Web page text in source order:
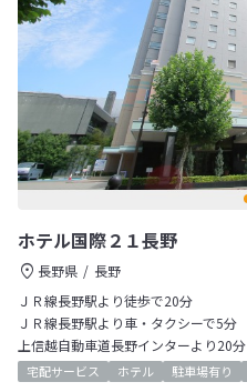
ホテル国際２１長野
長野県
長野
ＪＲ線長野駅より徒歩で20分
ＪＲ線長野駅より車・タクシーで5分
上信越自動車道長野インターより20分
宅配サービス ホテル 駐車場有り